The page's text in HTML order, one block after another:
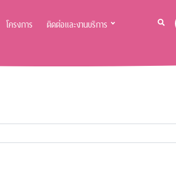
โครงการ ติดต่อและงานบริการ